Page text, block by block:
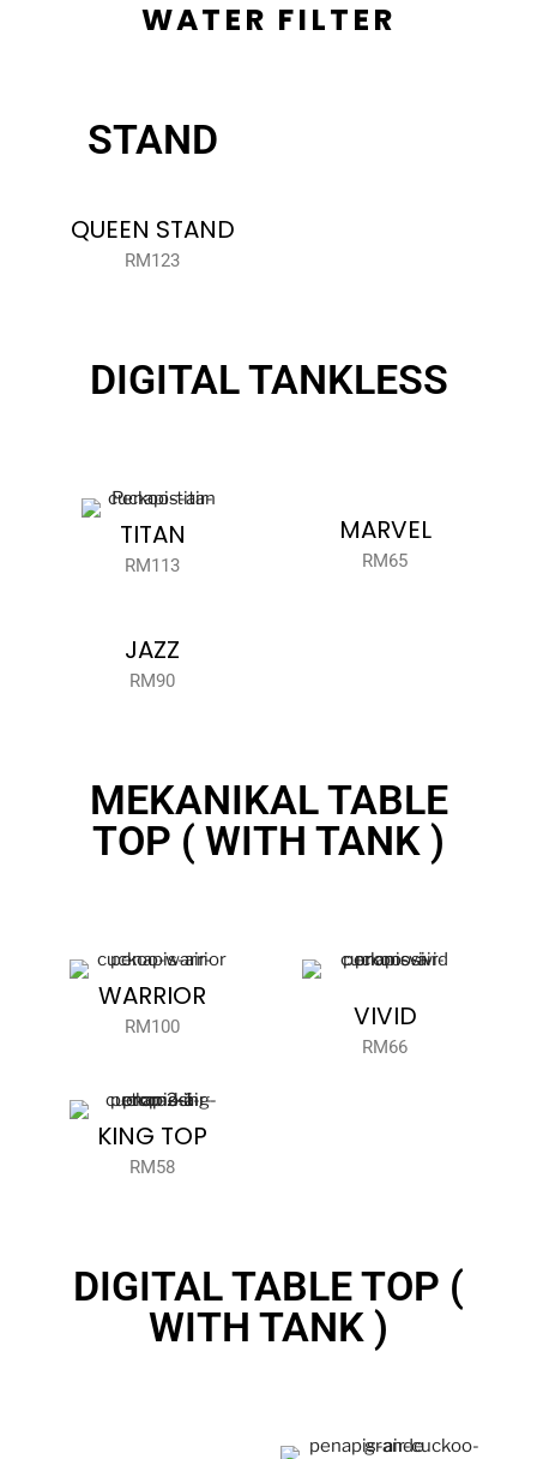
WATER FILTER
STAND
QUEEN STAND
RM123
DIGITAL TANKLESS
TITAN
RM113
MARVEL
RM65
JAZZ
RM90
MEKANIKAL TABLE
TOP ( WITH TANK )
WARRIOR
RM100 VIVID
RM66
KING TOP
RM58
DIGITAL TABLE TOP (
WITH TANK )